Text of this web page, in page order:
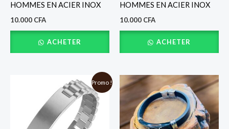
HOMMES EN ACIER INOX
10.000 CFA
ACHETER
HOMMES EN ACIER INOX
10.000 CFA
ACHETER
Promo !
prix
initial
était :
10.000 CFA.
Le
prix
actuel
est :
0 CFA.